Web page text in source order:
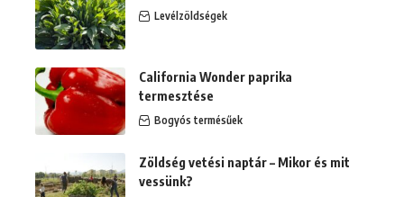
Levélzöldségek
California Wonder paprika
termesztése
Bogyós termésűek
Zöldség vetési naptár – Mikor és mit
vessünk?